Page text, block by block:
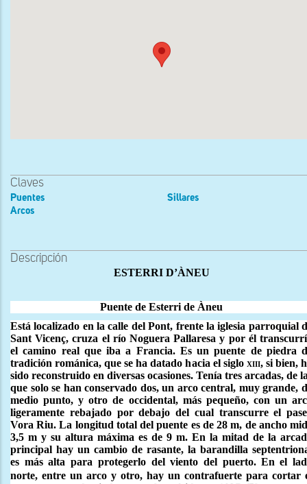
Claves
Puentes
Arcos
Sillares
Descripción
ESTERRI D’ÀNEU
Puente de Esterri de Àneu
Está localizado en la calle del Pont, frente la iglesia parroquial
Sant Vicenç,cruza el río Noguera Pallaresa y porél
el camino real que iba a Francia. Es un puente de piedra
tradición románica, que se ha datado hacia el siglo xiii, si bien,
sido reconstruido en diversas ocasiones. Tenía tres arcadas, de
que solo se han conservado dos, un arco central, muy grande,
medio punto, y otro de occidental, más pequeño, con un
ligeramente rebajado por debajo del cual transcurre el
Vora Riu. La longitud total del puente es de 28 m, de ancho
3,5 m y su altura máxima es de 9 m. En la mitad de la
principal hay un cambio de rasante, la barandilla
es más alta para protegerlo del viento del puerto. En el
norte, entre un arco y otro, hay un contrafuerte para cortar